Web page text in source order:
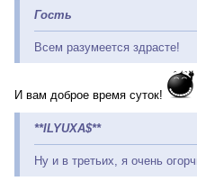
Гость
Всем разумеется здрасте!
И вам доброе время суток!
**ILYUXA$**
Ну и в третьих, я очень